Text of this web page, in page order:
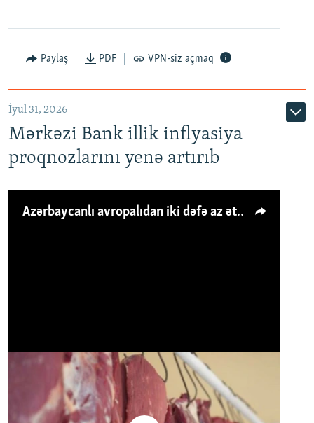
Paylaş PDF VPN-siz açmaq
İyul 31, 2026
Mərkəzi Bank illik inflyasiya
proqnozlarını yenə artırıb
Azərbaycanlı avropalıdan iki dəfə az ət yeyir, amma... 'Qiymət artımı qaçılmazdır'